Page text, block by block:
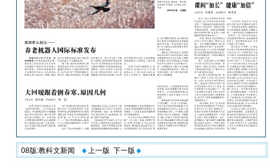
08版:教科文新闻 上一版 下一版